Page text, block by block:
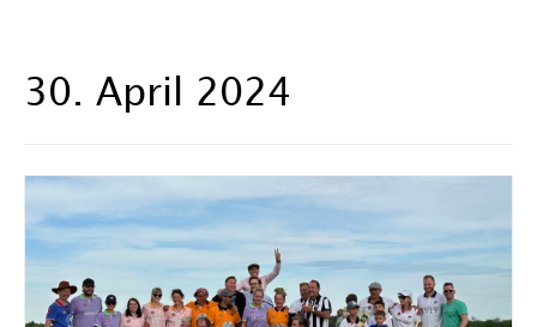
30. April 2024